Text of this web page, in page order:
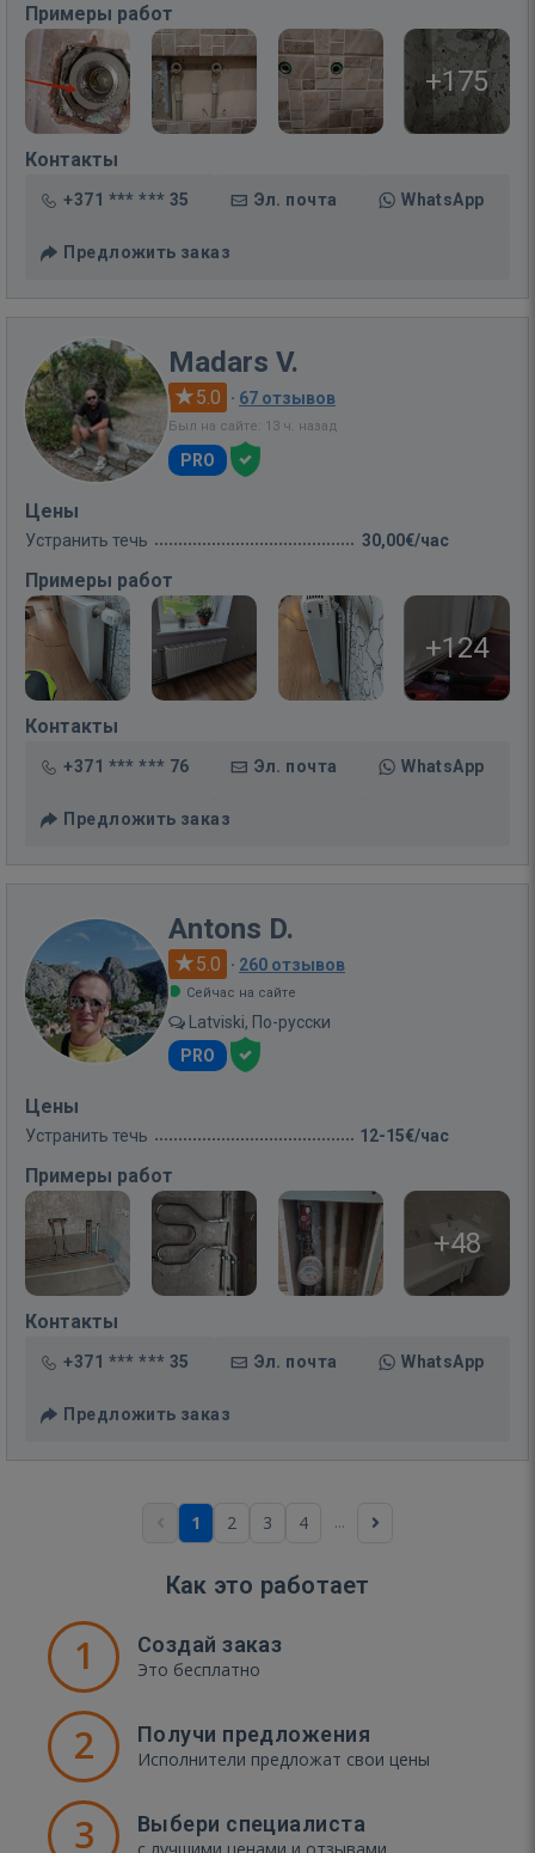
Примеры работ
+175
Контакты
+371 *** *** 35 Эл. почта WhatsApp
Предложить заказ
Madars V.
5.0 · 67 отзывов
Был на сайте: 13 ч. назад
PRO
Цены
Устранить течь 30,00€/час
Примеры работ
+124
Контакты
+371 *** *** 76 Эл. почта WhatsApp
Предложить заказ
Antons D.
5.0 · 260 отзывов
Сейчас на сайте
Latviski, По-русски
PRO
Цены
Устранить течь 12-15€/час
Примеры работ
+48
Контакты
+371 *** *** 35 Эл. почта WhatsApp
Предложить заказ
1 2 3 4 ...
Как это работает
1 Создай заказ
Это бесплатно
2 Получи предложения
Исполнители предложат свои цены
3 Выбери специалиста
с лучшими ценами и отзывами